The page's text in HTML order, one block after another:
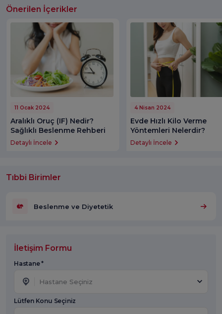
Önerilen İçerikler
11 Ocak 2024
Aralıklı Oruç (IF) Nedir?
Sağlıklı Beslenme Rehberi
Detaylı İncele
4 Nisan 2024
Evde Hızlı Kilo Verme
Yöntemleri Nelerdir?
Detaylı İncele
Tıbbi Birimler
Beslenme ve Diyetetik
İletişim Formu
Hastane *
Hastane Seçiniz
Lütfen Konu Seçiniz